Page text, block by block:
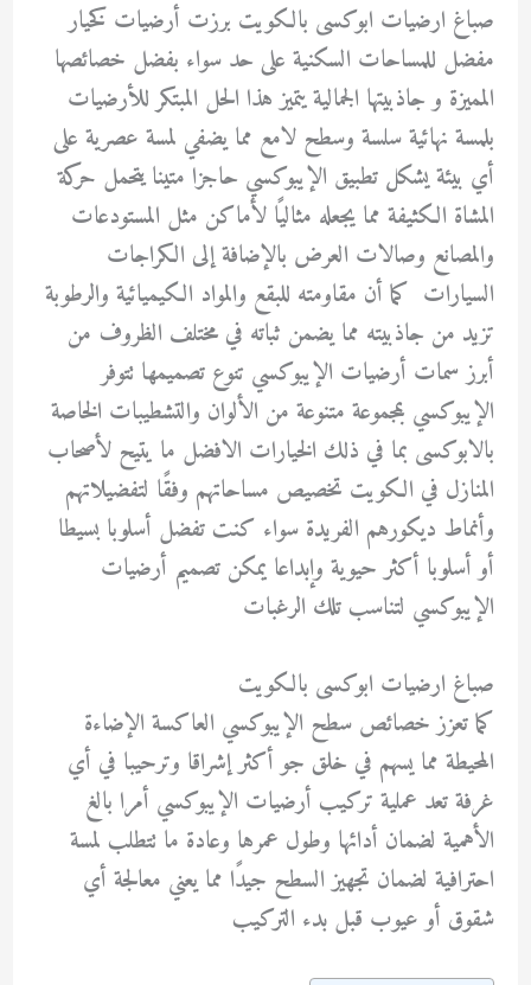
صباغ ارضيات ابوكسى بالكويت برزت أرضيات كخيار
مفضل للمساحات السكنية على حد سواء بفضل خصائصها
المميزة و جاذبيتها الجمالية يتميز هذا الحل المبتكر للأرضيات
بلمسة نهائية سلسة وسطح لامع مما يضفي لمسة عصرية على
أي بيئة يشكل تطبيق الإيبوكسي حاجزا متينا يتحمل حركة
المشاة الكثيفة مما يجعله مثاليًا لأماكن مثل المستودعات
والمصانع وصالات العرض بالإضافة إلى الكراجات
السيارات كما أن مقاومته للبقع والمواد الكيميائية والرطوبة
تزيد من جاذبيته مما يضمن ثباته في مختلف الظروف من
أبرز سمات أرضيات الإيبوكسي تنوع تصميمها تتوفر
الإيبوكسي بمجموعة متنوعة من الألوان والتشطيبات الخاصة
بالابوكسى بما في ذلك الخيارات الافضل ما يتيح لأصحاب
المنازل في الكويت تخصيص مساحاتهم وفقًا لتفضيلاتهم
وأنماط ديكورهم الفريدة سواء كنت تفضل أسلوبا بسيطا
أو أسلوبا أكثر حيوية وإبداعا يمكن تصميم أرضيات
الإيبوكسي لتناسب تلك الرغبات
صباغ ارضيات ابوكسى بالكويت
كما تعزز خصائص سطح الإيبوكسي العاكسة الإضاءة
المحيطة مما يسهم في خلق جو أكثر إشراقا وترحيبا في أي
غرفة تعد عملية تركيب أرضيات الإيبوكسي أمرا بالغ
الأهمية لضمان أدائها وطول عمرها وعادة ما تتطلب لمسة
احترافية لضمان تجهيز السطح جيدًا مما يعني معالجة أي
شقوق أو عيوب قبل بدء التركيب